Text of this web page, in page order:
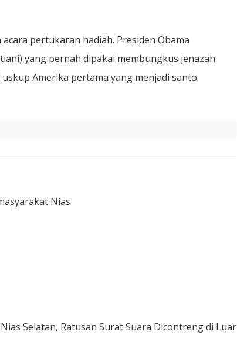
pertukaran hadiah. Presiden Obama
yang pernah dipakai membungkus jenazah
Amerika pertama yang menjadi santo.
Nias
Selatan, Ratusan Surat Suara Dicontreng di Luar